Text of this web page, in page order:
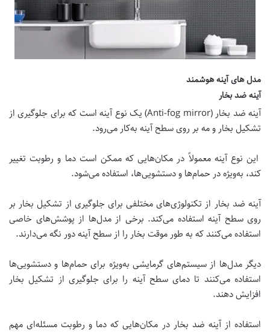
مدل های آینه هوشمند
آینه ضد بخار
آینه ضد بخار (Anti-fog mirror) یک نوع آینه است که برای جلوگیری از
تشکیل بخار و مه بر روی سطح آینه به‌کار می‌رود.
این نوع آینه معمولاً در مکان‌هایی که ممکن است دما و رطوبت تغییر
کند، به‌ویژه در حمام‌ها و دستشویی‌ها، استفاده می‌شود.
آینه ضد بخار از تکنولوژی‌های مختلفی برای جلوگیری از تشکیل بخار بر
روی سطح آینه استفاده می‌کند. برخی از مدل‌ها از پوشش‌های خاصی
استفاده می‌کنند که به طور موقت بخار را از سطح آینه دور نگه می‌دارند.
دیگر مدل‌ها از سیستم‌های گرمایشی به‌ویژه برای حمام‌ها و دستشویی‌ها
استفاده می‌کنند تا دمای سطح آینه را برای جلوگیری از تشکیل بخار
افزایش دهند.
استفاده از آینه ضد بخار در مکان‌هایی که دما و رطوبت مسئله‌ای مهم